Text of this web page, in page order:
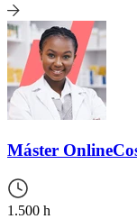
Máster Online
1.500 h